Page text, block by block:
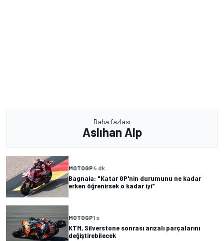
Daha fazlası
Aslıhan Alp
MOTOGP4 dk
Bagnaia: "Katar GP'nin durumunu ne kadar
erken öğrenirsek o kadar iyi"
MOTOGP1 s
KTM, Silverstone sonrası arızalı parçalarını
değiştirebilecek